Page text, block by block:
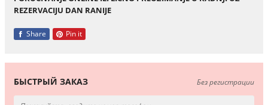
REZERVACIJU DAN RANIJE
Share Pin it
БЫСТРЫЙ ЗАКАЗ Без регистрации